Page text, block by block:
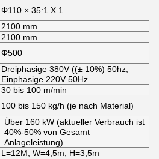
Φ110 × 35:1 X 1
2100 mm
2100 mm
Φ500
Dreiphasige 380V ((± 10%) 50hz,
Einphasige 220V 50Hz
30 bis 100 m/min
100 bis 150 kg/h (je nach Material)
Über 160 kW (aktueller Verbrauch ist
40%-50% von Gesamt
Anlageleistung)
L=12M; W=4,5m; H=3,5m